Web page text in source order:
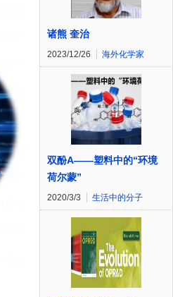
诸熊 奎治
2023/12/26 海外化学家
双酚A——塑料中的“环境
荷尔蒙”
2020/3/3 生活中的分子